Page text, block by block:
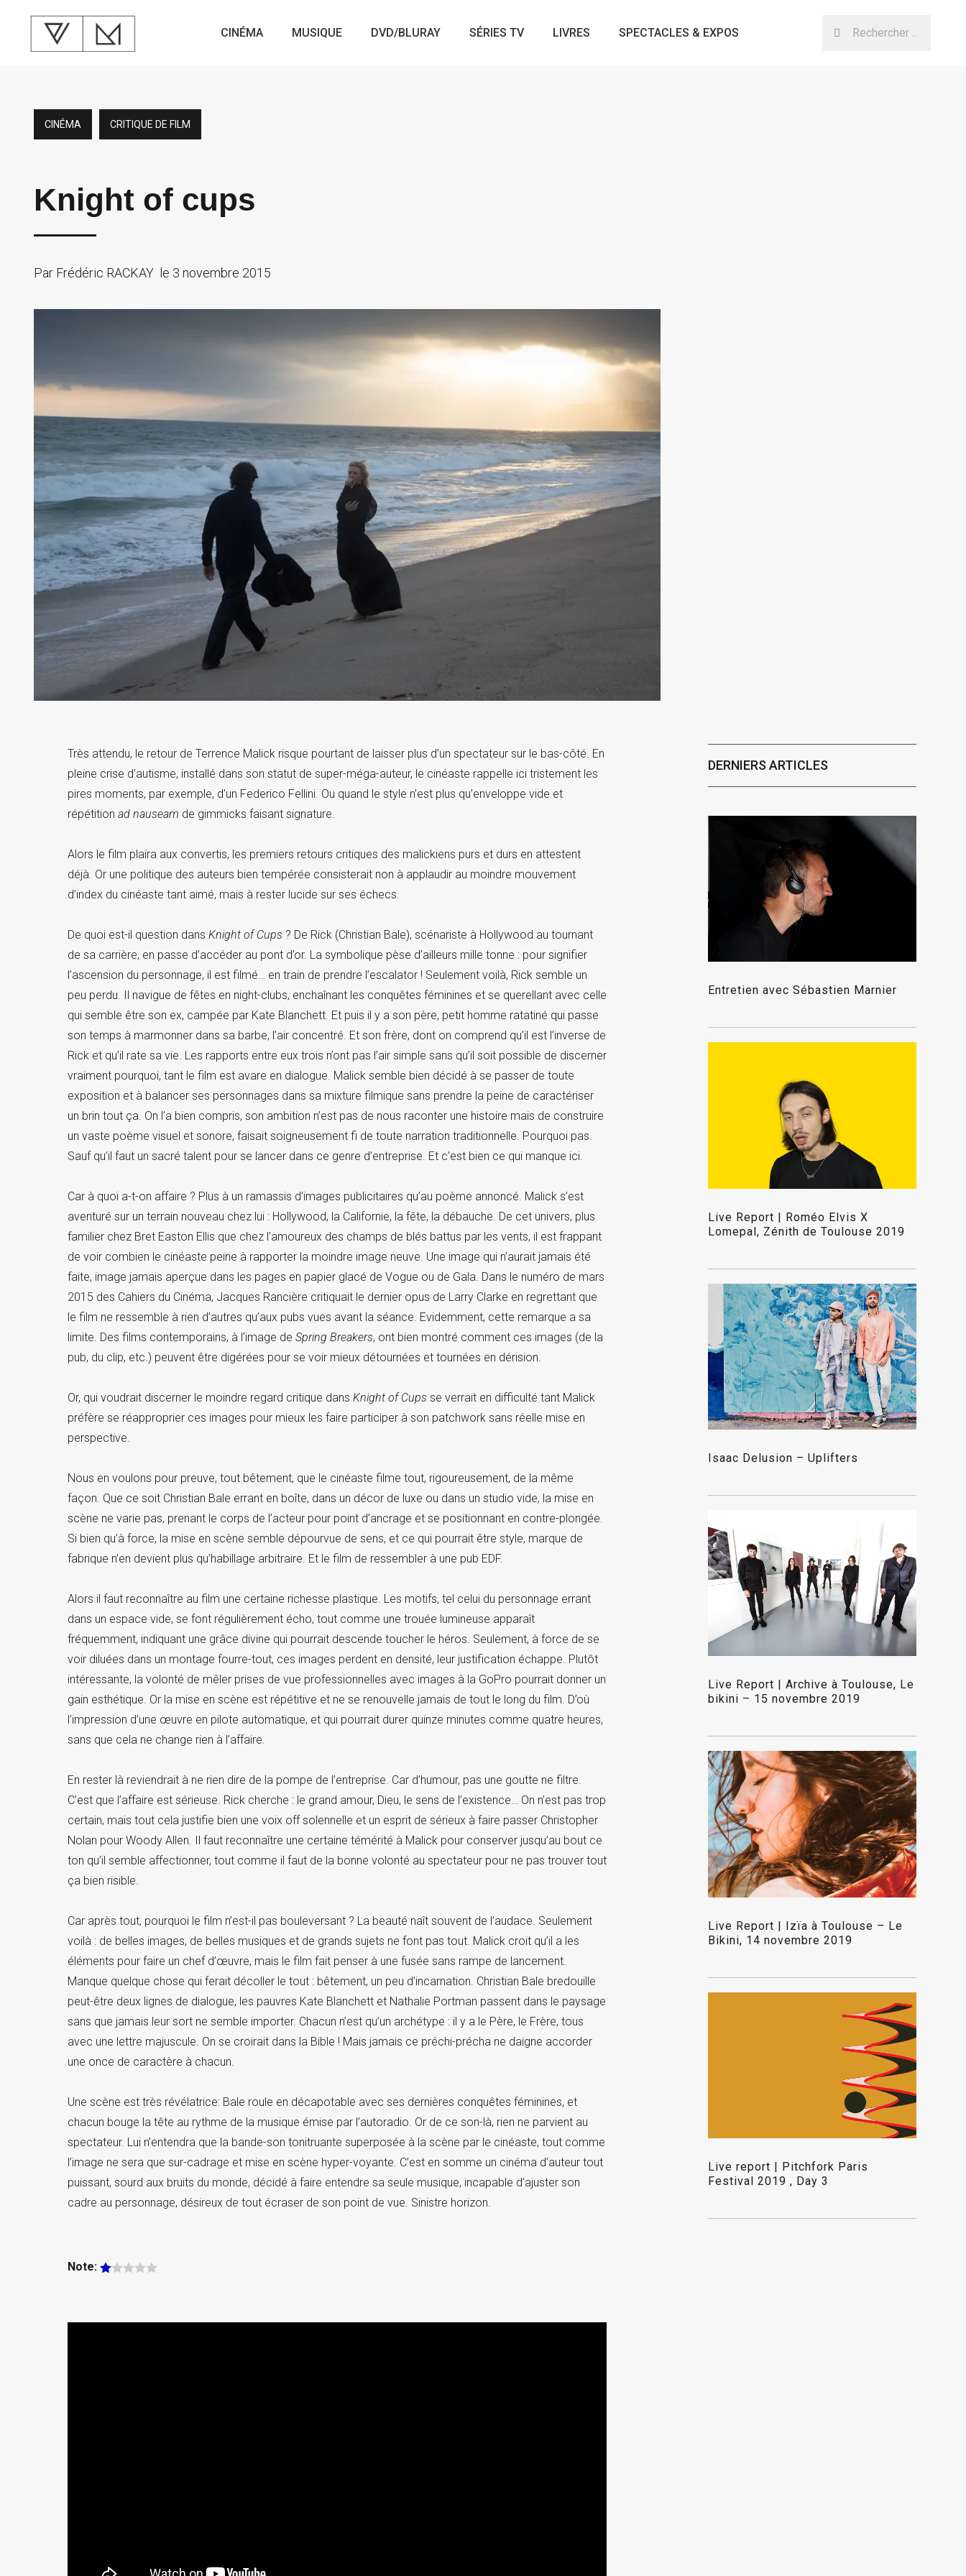
CINÉMA MUSIQUE DVD/BLURAY SÉRIES TV LIVRES SPECTACLES & EXPOS
CINÉMA CRITIQUE DE FILM
Knight of cups
Par Frédéric RACKAY le 3 novembre 2015
Très attendu, le retour de Terrence Malick risque pourtant de laisser plus d’un spectateur sur le bas-côté. En
pleine crise d’autisme, installé dans son statut de super-méga-auteur, le cinéaste rappelle ici tristement les
pires moments, par exemple, d’un Federico Fellini. Ou quand le style n’est plus qu’enveloppe vide et
répétition ad nauseam de gimmicks faisant signature.
Alors le film plaira aux convertis, les premiers retours critiques des malickiens purs et durs en attestent
déjà. Or une politique des auteurs bien tempérée consisterait non à applaudir au moindre mouvement
d’index du cinéaste tant aimé, mais à rester lucide sur ses échecs.
De quoi est-il question dans Knight of Cups ? De Rick (Christian Bale), scénariste à Hollywood au tournant
de sa carrière, en passe d’accéder au pont d’or. La symbolique pèse d’ailleurs mille tonne : pour signifier
l’ascension du personnage, il est filmé… en train de prendre l’escalator ! Seulement voilà, Rick semble un
peu perdu. Il navigue de fêtes en night-clubs, enchaînant les conquêtes féminines et se querellant avec celle
qui semble être son ex, campée par Kate Blanchett. Et puis il y a son père, petit homme ratatiné qui passe
son temps à marmonner dans sa barbe, l’air concentré. Et son frère, dont on comprend qu’il est l’inverse de
Rick et qu’il rate sa vie. Les rapports entre eux trois n’ont pas l’air simple sans qu’il soit possible de discerner
vraiment pourquoi, tant le film est avare en dialogue. Malick semble bien décidé à se passer de toute
exposition et à balancer ses personnages dans sa mixture filmique sans prendre la peine de caractériser
un brin tout ça. On l’a bien compris, son ambition n’est pas de nous raconter une histoire mais de construire
un vaste poème visuel et sonore, faisait soigneusement fi de toute narration traditionnelle. Pourquoi pas.
Sauf qu’il faut un sacré talent pour se lancer dans ce genre d’entreprise. Et c’est bien ce qui manque ici.
Car à quoi a-t-on affaire ? Plus à un ramassis d’images publicitaires qu’au poème annoncé. Malick s’est
aventuré sur un terrain nouveau chez lui : Hollywood, la Californie, la fête, la débauche. De cet univers, plus
familier chez Bret Easton Ellis que chez l’amoureux des champs de blés battus par les vents, il est frappant
de voir combien le cinéaste peine à rapporter la moindre image neuve. Une image qui n’aurait jamais été
faite, image jamais aperçue dans les pages en papier glacé de Vogue ou de Gala. Dans le numéro de mars
2015 des Cahiers du Cinéma, Jacques Rancière critiquait le dernier opus de Larry Clarke en regrettant que
le film ne ressemble à rien d’autres qu’aux pubs vues avant la séance. Evidemment, cette remarque a sa
limite. Des films contemporains, à l’image de Spring Breakers, ont bien montré comment ces images (de la
pub, du clip, etc.) peuvent être digérées pour se voir mieux détournées et tournées en dérision.
Or, qui voudrait discerner le moindre regard critique dans Knight of Cups se verrait en difficulté tant Malick
préfère se réapproprier ces images pour mieux les faire participer à son patchwork sans réelle mise en
perspective.
Nous en voulons pour preuve, tout bêtement, que le cinéaste filme tout, rigoureusement, de la même
façon. Que ce soit Christian Bale errant en boîte, dans un décor de luxe ou dans un studio vide, la mise en
scène ne varie pas, prenant le corps de l’acteur pour point d’ancrage et se positionnant en contre-plongée.
Si bien qu’à force, la mise en scène semble dépourvue de sens, et ce qui pourrait être style, marque de
fabrique n’en devient plus qu’habillage arbitraire. Et le film de ressembler à une pub EDF.
Alors il faut reconnaître au film une certaine richesse plastique. Les motifs, tel celui du personnage errant
dans un espace vide, se font régulièrement écho, tout comme une trouée lumineuse apparaît
fréquemment, indiquant une grâce divine qui pourrait descende toucher le héros. Seulement, à force de se
voir diluées dans un montage fourre-tout, ces images perdent en densité, leur justification échappe. Plutôt
intéressante, la volonté de mêler prises de vue professionnelles avec images à la GoPro pourrait donner un
gain esthétique. Or la mise en scène est répétitive et ne se renouvelle jamais de tout le long du film. D’où
l’impression d’une œuvre en pilote automatique, et qui pourrait durer quinze minutes comme quatre heures,
sans que cela ne change rien à l’affaire.
En rester là reviendrait à ne rien dire de la pompe de l’entreprise. Car d’humour, pas une goutte ne filtre.
C’est que l’affaire est sérieuse. Rick cherche : le grand amour, Dieu, le sens de l’existence… On n’est pas trop
certain, mais tout cela justifie bien une voix off solennelle et un esprit de sérieux à faire passer Christopher
Nolan pour Woody Allen. Il faut reconnaître une certaine témérité à Malick pour conserver jusqu’au bout ce
ton qu’il semble affectionner, tout comme il faut de la bonne volonté au spectateur pour ne pas trouver tout
ça bien risible.
Car après tout, pourquoi le film n’est-il pas bouleversant ? La beauté naît souvent de l’audace. Seulement
voilà : de belles images, de belles musiques et de grands sujets ne font pas tout. Malick croit qu’il a les
éléments pour faire un chef d’œuvre, mais le film fait penser à une fusée sans rampe de lancement.
Manque quelque chose qui ferait décoller le tout : bêtement, un peu d’incarnation. Christian Bale bredouille
peut-être deux lignes de dialogue, les pauvres Kate Blanchett et Nathalie Portman passent dans le paysage
sans que jamais leur sort ne semble importer. Chacun n’est qu’un archétype : il y a le Père, le Frère, tous
avec une lettre majuscule. On se croirait dans la Bible ! Mais jamais ce préchi-précha ne daigne accorder
une once de caractère à chacun.
Une scène est très révélatrice: Bale roule en décapotable avec ses dernières conquêtes féminines, et
chacun bouge la tête au rythme de la musique émise par l’autoradio. Or de ce son-là, rien ne parvient au
spectateur. Lui n’entendra que la bande-son tonitruante superposée à la scène par le cinéaste, tout comme
l’image ne sera que sur-cadrage et mise en scène hyper-voyante. C’est en somme un cinéma d’auteur tout
puissant, sourd aux bruits du monde, décidé à faire entendre sa seule musique, incapable d’ajuster son
cadre au personnage, désireux de tout écraser de son point de vue. Sinistre horizon.
Note:
DERNIERS ARTICLES
Entretien avec Sébastien Marnier
Live Report | Roméo Elvis X
Lomepal, Zénith de Toulouse 2019
Isaac Delusion – Uplifters
Live Report | Archive à Toulouse, Le
bikini – 15 novembre 2019
Live Report | Izïa à Toulouse – Le
Bikini, 14 novembre 2019
Live report | Pitchfork Paris
Festival 2019 , Day 3